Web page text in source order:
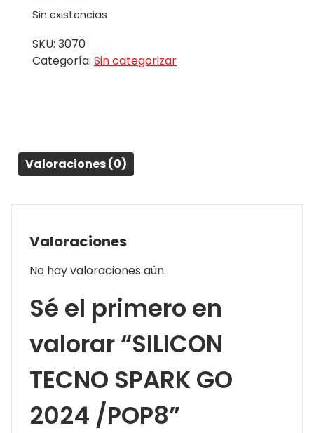
Sin existencias
SKU: 3070
Categoría: Sin categorizar
Valoraciones (0)
Valoraciones
No hay valoraciones aún.
Sé el primero en
valorar “SILICON
TECNO SPARK GO
2024 /POP8”